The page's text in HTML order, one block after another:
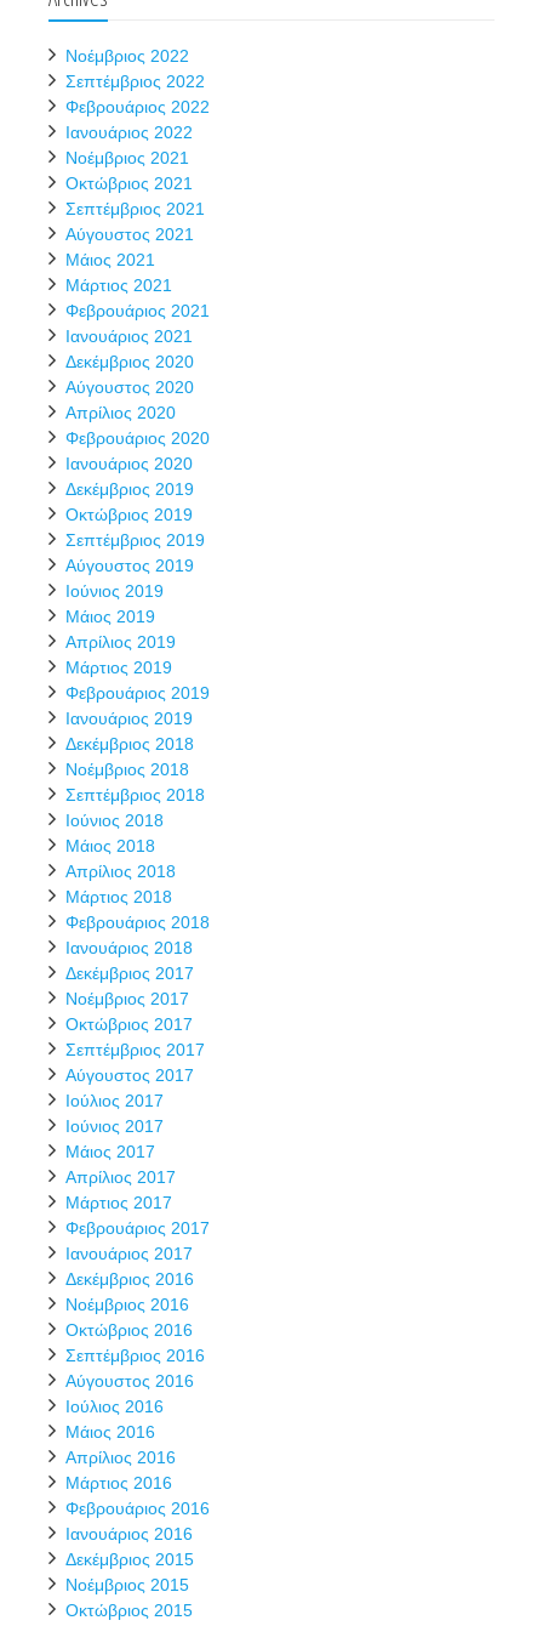
Νοέμβριος 2022
Σεπτέμβριος 2022
Φεβρουάριος 2022
Ιανουάριος 2022
Νοέμβριος 2021
Οκτώβριος 2021
Σεπτέμβριος 2021
Αύγουστος 2021
Μάιος 2021
Μάρτιος 2021
Φεβρουάριος 2021
Ιανουάριος 2021
Δεκέμβριος 2020
Αύγουστος 2020
Απρίλιος 2020
Φεβρουάριος 2020
Ιανουάριος 2020
Δεκέμβριος 2019
Οκτώβριος 2019
Σεπτέμβριος 2019
Αύγουστος 2019
Ιούνιος 2019
Μάιος 2019
Απρίλιος 2019
Μάρτιος 2019
Φεβρουάριος 2019
Ιανουάριος 2019
Δεκέμβριος 2018
Νοέμβριος 2018
Σεπτέμβριος 2018
Ιούνιος 2018
Μάιος 2018
Απρίλιος 2018
Μάρτιος 2018
Φεβρουάριος 2018
Ιανουάριος 2018
Δεκέμβριος 2017
Νοέμβριος 2017
Οκτώβριος 2017
Σεπτέμβριος 2017
Αύγουστος 2017
Ιούλιος 2017
Ιούνιος 2017
Μάιος 2017
Απρίλιος 2017
Μάρτιος 2017
Φεβρουάριος 2017
Ιανουάριος 2017
Δεκέμβριος 2016
Νοέμβριος 2016
Οκτώβριος 2016
Σεπτέμβριος 2016
Αύγουστος 2016
Ιούλιος 2016
Μάιος 2016
Απρίλιος 2016
Μάρτιος 2016
Φεβρουάριος 2016
Ιανουάριος 2016
Δεκέμβριος 2015
Νοέμβριος 2015
Οκτώβριος 2015